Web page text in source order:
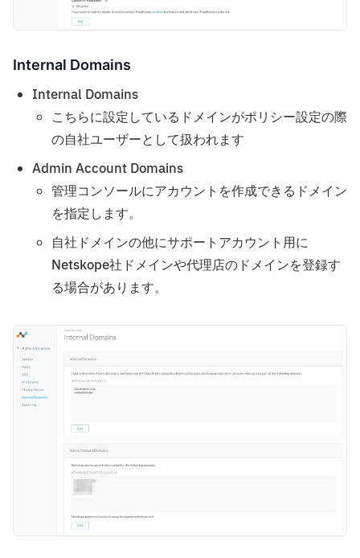
Internal Domains
Internal Domains
こちらに設定しているドメインがポリシー設定の際
の自社ユーザーとして扱われます
Admin Account Domains
管理コンソールにアカウントを作成できるドメイン
を指定します。
自社ドメインの他にサポートアカウント用に
Netskope社ドメインや代理店のドメインを登録す
る場合があります。